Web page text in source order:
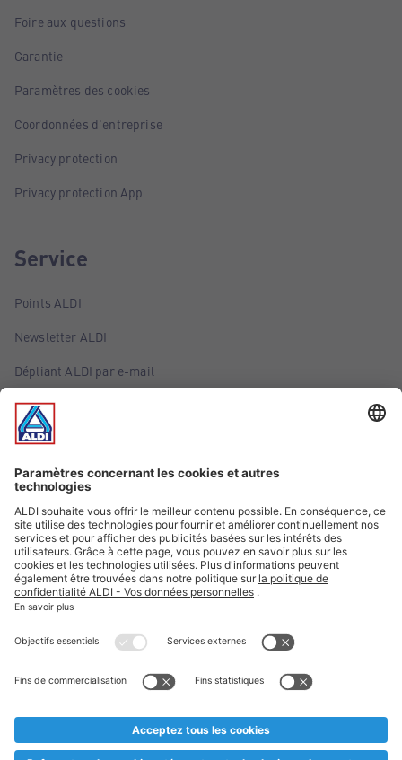
Foire aux questions
Garantie
Paramètres des cookies
Coordonnées d'entreprise
Privacy protection
Privacy protection App
Service
Points ALDI
Newsletter ALDI
Dépliant ALDI par e-mail
Offres
Infos essentielles
Suivez ALDI Belgique
Textes marqués d'un astérisque et mentions légales
* Nous vendons ces articles temporairement et jusqu'à
au cas où, malgré le planning bien étudié, nous serions
prématurément en rupture de stock. Prix Recupel et TVA incl.
** Sur ce site, l’utilisation de la forme masculine a été adoptée